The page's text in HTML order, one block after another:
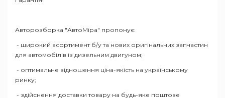
Авторозборка "АвтоМіра" пропонує:
- широкий асортимент б/у та нових оригінальних запчастин
для автомобілів із дизельним двигуном;
- оптимальне відношення ціна-якість на українському
ринку;
- здійснення доставки товару на будь-яке поштове